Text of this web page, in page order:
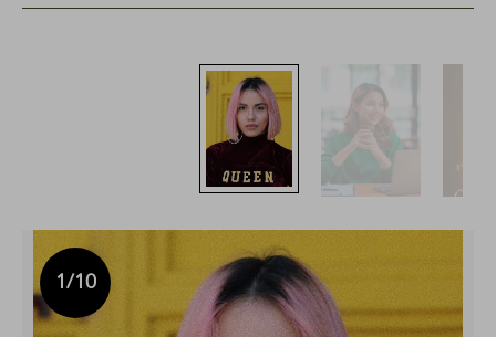
1/10